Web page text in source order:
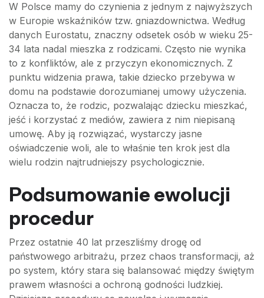
W Polsce mamy do czynienia z jednym z najwyższych
w Europie wskaźników tzw. gniazdownictwa. Według
danych Eurostatu, znaczny odsetek osób w wieku 25-
34 lata nadal mieszka z rodzicami. Często nie wynika
to z konfliktów, ale z przyczyn ekonomicznych. Z
punktu widzenia prawa, takie dziecko przebywa w
domu na podstawie dorozumianej umowy użyczenia.
Oznacza to, że rodzic, pozwalając dziecku mieszkać,
jeść i korzystać z mediów, zawiera z nim niepisaną
umowę. Aby ją rozwiązać, wystarczy jasne
oświadczenie woli, ale to właśnie ten krok jest dla
wielu rodzin najtrudniejszy psychologicznie.
Podsumowanie ewolucji
procedur
Przez ostatnie 40 lat przeszliśmy drogę od
państwowego arbitrażu, przez chaos transformacji, aż
po system, który stara się balansować między świętym
prawem własności a ochroną godności ludzkiej.